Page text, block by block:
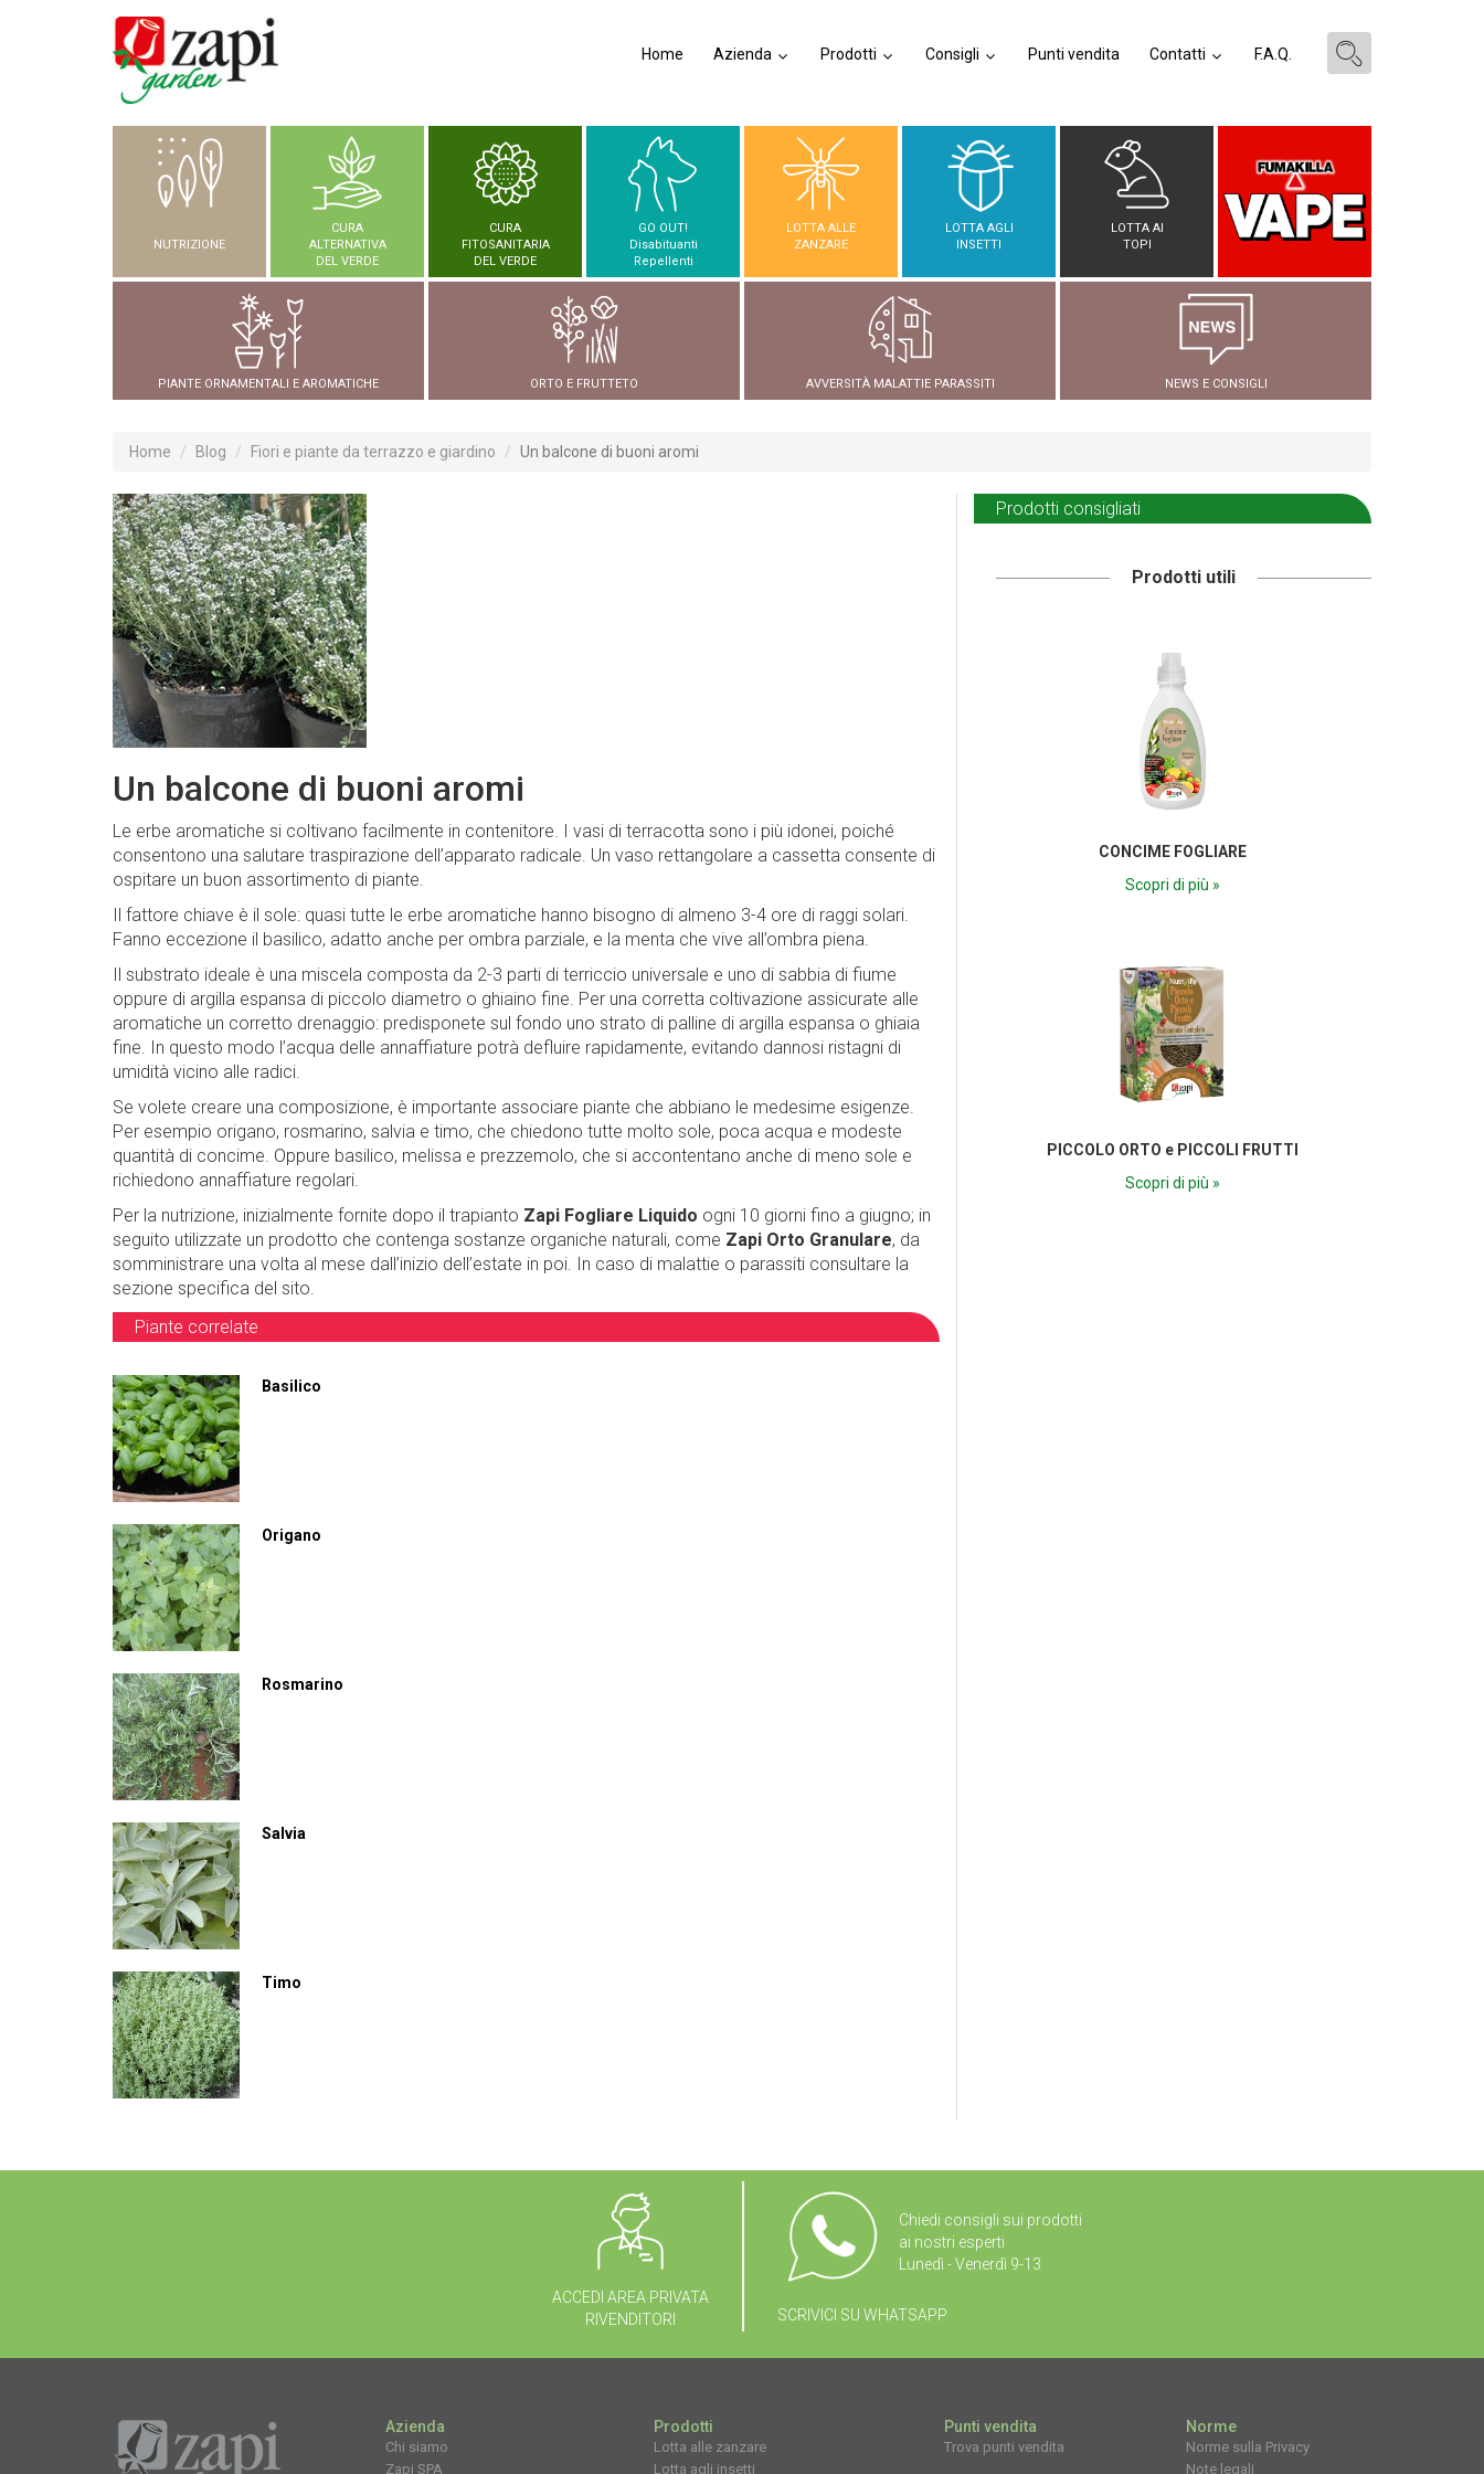
Home Azienda Prodotti Consigli Punti vendita Contatti F.A.Q.
NUTRIZIONE
CURA
ALTERNATIVA
DEL VERDE
CURA
FITOSANITARIA
DEL VERDE
GO OUT!
Disabituanti
Repellenti
LOTTA ALLE
ZANZARE
LOTTA AGLI
INSETTI
LOTTA AI
TOPI
PIANTE ORNAMENTALI E AROMATICHE ORTO E FRUTTETO AVVERSITÀ MALATTIE PARASSITI NEWS E CONSIGLI
Home Blog Fiori e piante da terrazzo e giardino Un balcone di buoni aromi
Un balcone di buoni aromi
Le erbe aromatiche si coltivano facilmente in contenitore. I vasi di terracotta sono i più idonei, poiché
consentono una salutare traspirazione dell’apparato radicale. Un vaso rettangolare a cassetta consente di
ospitare un buon assortimento di piante.
Il fattore chiave è il sole: quasi tutte le erbe aromatiche hanno bisogno di almeno 3-4 ore di raggi solari.
Fanno eccezione il basilico, adatto anche per ombra parziale, e la menta che vive all’ombra piena.
Il substrato ideale è una miscela composta da 2-3 parti di terriccio universale e uno di sabbia di fiume
oppure di argilla espansa di piccolo diametro o ghiaino fine. Per una corretta coltivazione assicurate alle
aromatiche un corretto drenaggio: predisponete sul fondo uno strato di palline di argilla espansa o ghiaia
fine. In questo modo l’acqua delle annaffiature potrà defluire rapidamente, evitando dannosi ristagni di
umidità vicino alle radici.
Se volete creare una composizione, è importante associare piante che abbiano le medesime esigenze.
Per esempio origano, rosmarino, salvia e timo, che chiedono tutte molto sole, poca acqua e modeste
quantità di concime. Oppure basilico, melissa e prezzemolo, che si accontentano anche di meno sole e
richiedono annaffiature regolari.
Per la nutrizione, inizialmente fornite dopo il trapianto Zapi Fogliare Liquido ogni 10 giorni fino a giugno; in
seguito utilizzate un prodotto che contenga sostanze organiche naturali, come Zapi Orto Granulare, da
somministrare una volta al mese dall’inizio dell’estate in poi. In caso di malattie o parassiti consultare la
sezione specifica del sito.
Piante correlate
Basilico
Origano
Rosmarino
Salvia
Timo
Prodotti consigliati
Prodotti utili
CONCIME FOGLIARE
Scopri di più »
PICCOLO ORTO e PICCOLI FRUTTI
Scopri di più »
ACCEDI AREA PRIVATA
RIVENDITORI
Chiedi consigli sui prodotti
ai nostri esperti
Lunedì - Venerdì 9-13
SCRIVICI SU WHATSAPP
Azienda
Chi siamo
Zapi SPA
Prodotti
Lotta alle zanzare
Lotta agli insetti
Punti vendita
Trova punti vendita
Norme
Norme sulla Privacy
Note legali